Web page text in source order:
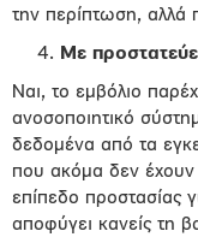
την περίπτωση, αλλά
Με
Ναι, το εμβόλιο
ανοσοποιητικό
δεδομένα από τα
που ακόμα δεν έχουν
επίπεδο
αποφύγει κανείς τη